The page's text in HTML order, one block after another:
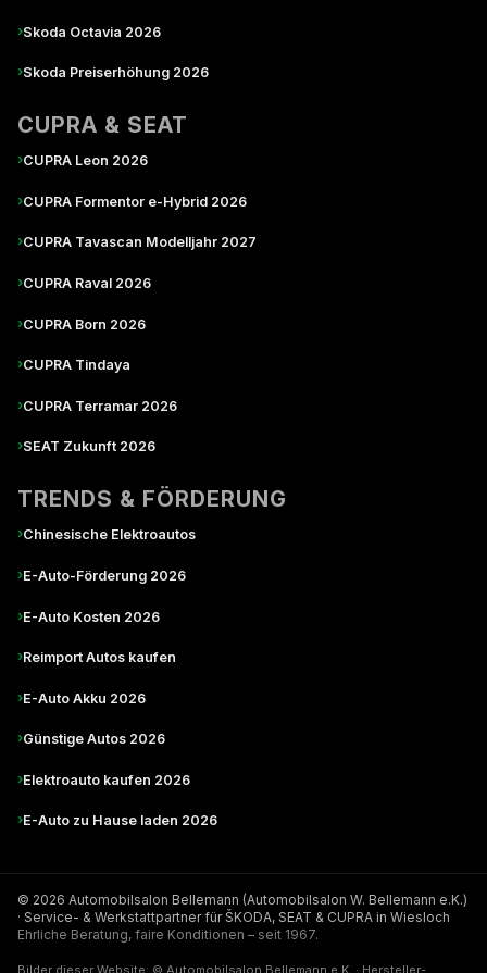
›Skoda Octavia 2026
›Skoda Preiserhöhung 2026
CUPRA & SEAT
›CUPRA Leon 2026
›CUPRA Formentor e-Hybrid 2026
›CUPRA Tavascan Modelljahr 2027
›CUPRA Raval 2026
›CUPRA Born 2026
›CUPRA Tindaya
›CUPRA Terramar 2026
›SEAT Zukunft 2026
TRENDS & FÖRDERUNG
›Chinesische Elektroautos
›E-Auto-Förderung 2026
›E-Auto Kosten 2026
›Reimport Autos kaufen
›E-Auto Akku 2026
›Günstige Autos 2026
›Elektroauto kaufen 2026
›E-Auto zu Hause laden 2026
© 2026 Automobilsalon Bellemann (Automobilsalon W. Bellemann e.K.)
· Service- & Werkstattpartner für ŠKODA, SEAT & CUPRA in Wiesloch
Ehrliche Beratung, faire Konditionen – seit 1967.